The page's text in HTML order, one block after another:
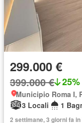
299.000 €
399.000 € 25%
Municipio Roma I,
3 Locali
1
2 settimane, 3 giorni fa